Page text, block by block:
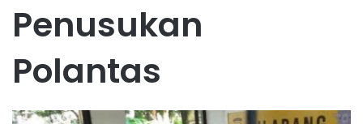
Penusukan
Polantas